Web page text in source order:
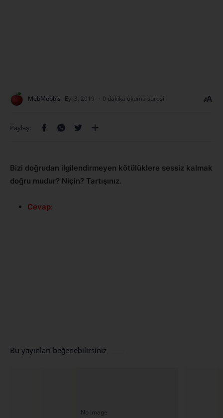
0 dakika okuma süresi
Bizi doğrudan ilgilendirmeyen kötülüklere sessiz kalmak
doğru mudur? Niçin? Tartışınız.
Cevap:
Bu yayınları beğenebilirsiniz